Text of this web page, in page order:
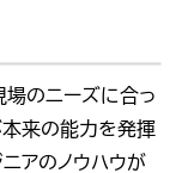
場のニーズに合っ
本来の能力を発揮
アのノウハウが